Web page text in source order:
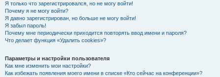
Я только что зарегистрировался, но не могу войти!
Почему я не могу войти?
Я давно зарегистрирован, но больше не могу войти!
Я забыл пароль!
Почему мне периодически приходится повторять ввод имени и пароля?
Что делает функция «Удалить cookies»?
Параметры и настройки пользователя
Как мне изменить мои настройки?
Как избежать появления моего имени в списке «Кто сейчас на конференции»?